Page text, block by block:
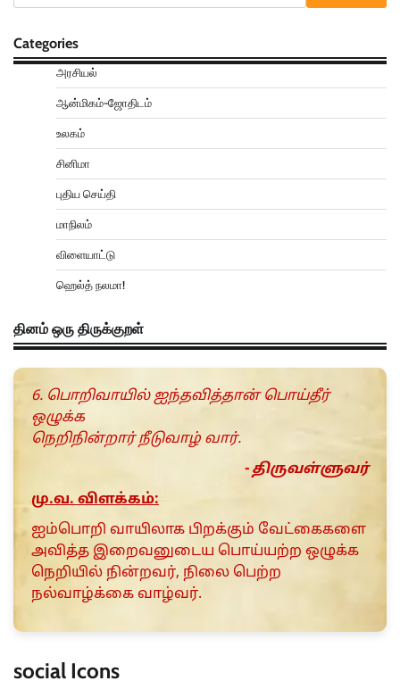
Categories
அரசியல்
ஆன்மிகம்-ஜோதிடம்
உலகம்
சினிமா
புதிய செய்தி
மாநிலம்
விளையாட்டு
ஹெல்த் நலமா!
தினம் ஒரு திருக்குறள்
6. பொறிவாயில் ஐந்தவித்தான் பொய்தீர்
ஒழுக்க
நெறிநின்றார் நீடுவாழ் வார்.
- திருவள்ளுவர்
மு.வ. விளக்கம்:
ஐம்பொறி வாயிலாக பிறக்கும் வேட்கைகளை
அவித்த இறைவனுடைய பொய்யற்ற ஒழுக்க
நெறியில் நின்றவர், நிலை பெற்ற
நல்வாழ்க்கை வாழ்வர்.
social Icons